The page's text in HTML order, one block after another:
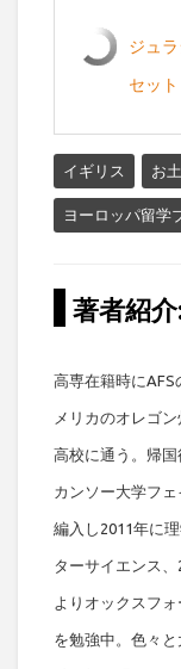
ジュ
セッ
イギリス お
ヨーロッパ留学
著者紹
高専在籍時にAFS
メリカのオレゴ
高校に通う。帰
カンソー大学フ
編入し2011年に
ターサイエンス
よりオックスフ
を勉強中。色々